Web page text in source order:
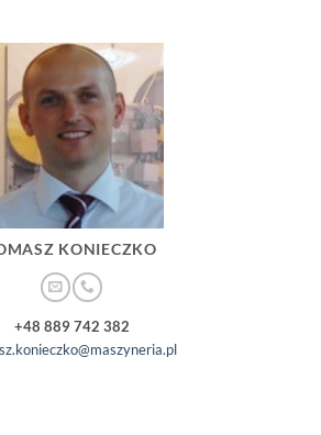
KONIECZKO
+48 889 742 382